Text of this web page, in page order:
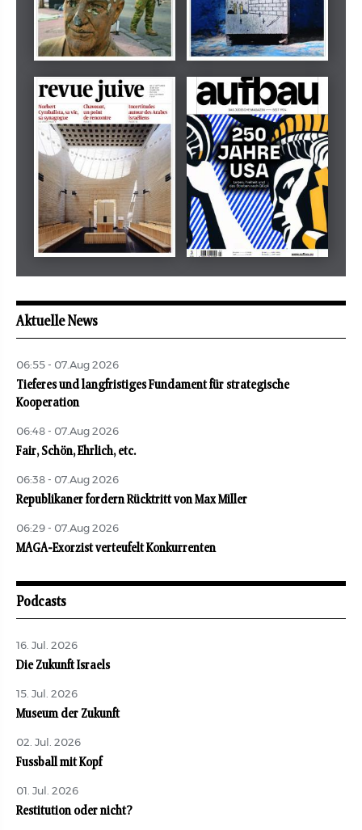
Dezember 2024
tachles
März 2026
Beilage
revue juive aufbau
Aktuelle News
06:55 - 07.Aug 2026
Tieferes und langfristiges Fundament für strategische
Kooperation
06:48 - 07.Aug 2026
Fair, Schön, Ehrlich, etc.
06:38 - 07.Aug 2026
Republikaner fordern Rücktritt von Max Miller
06:29 - 07.Aug 2026
MAGA-Exorzist verteufelt Konkurrenten
Podcasts
16. Jul. 2026
Die Zukunft Israels
15. Jul. 2026
Museum der Zukunft
02. Jul. 2026
Fussball mit Kopf
01. Jul. 2026
Restitution oder nicht?